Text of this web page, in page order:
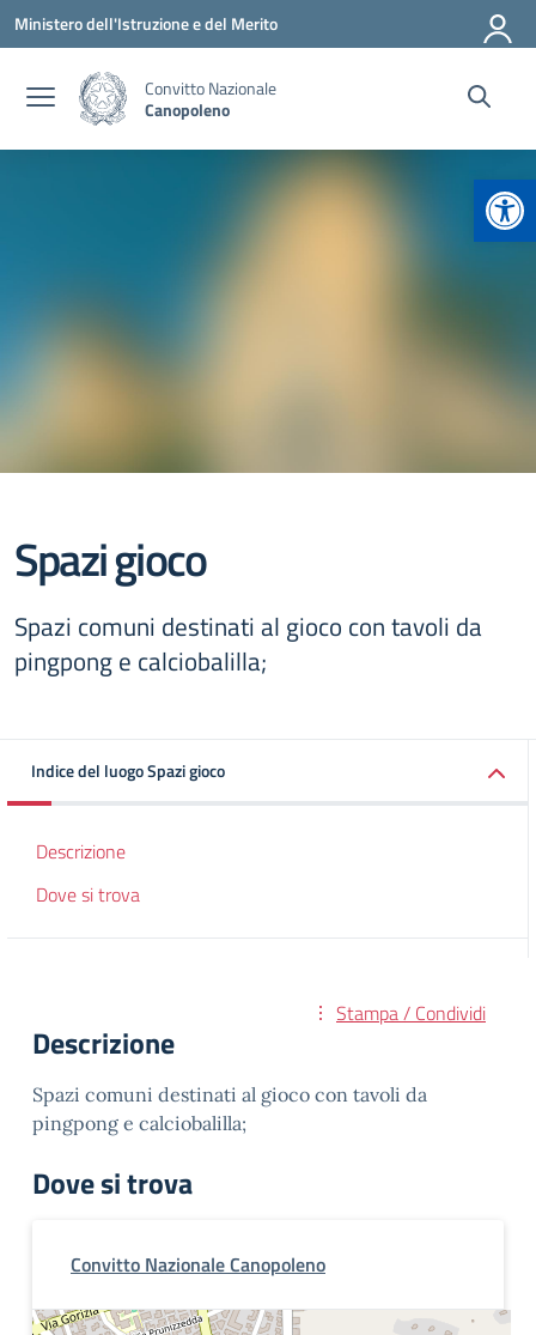
Vai ai contenuti
Vai al menu di navigazione
Vai al footer
Ministero dell'Istruzione e del Merito
Convitto Nazionale
Canopoleno
Spazi gioco
Spazi comuni destinati al gioco con tavoli da
pingpong e calciobalilla;
Indice del luogo Spazi gioco
Descrizione
Dove si trova
Stampa / Condividi
Descrizione
Spazi comuni destinati al gioco con tavoli da
pingpong e calciobalilla;
Dove si trova
Convitto Nazionale Canopoleno